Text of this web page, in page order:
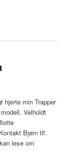
hjerte min Trapper
Velholdt
Bjørn tlf.
lese om